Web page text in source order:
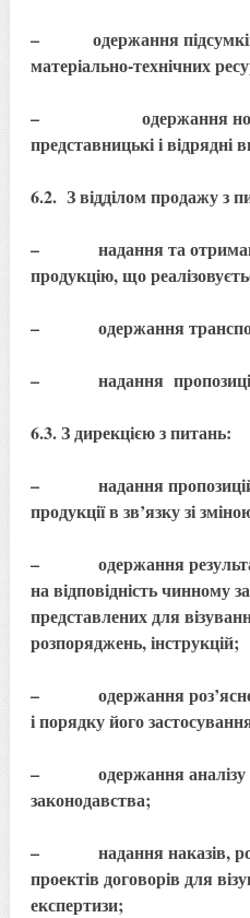
– одержання підсумків
матеріально-технічних
– одержання
представницькі і відрядні
6.2. З відділом продажу з
– надання та
продукцію, що
– одержання
– надання пропозицій
6.3. З дирекцією з питань:
– надання пропозицій
продукції в зв’язку зі
– одержання
на відповідність чинному
представлених для
розпоряджень, інструкцій;
– одержання
і порядку його
– одержання аналізу
законодавства;
– надання наказів,
проектів договорів для
експертизи;